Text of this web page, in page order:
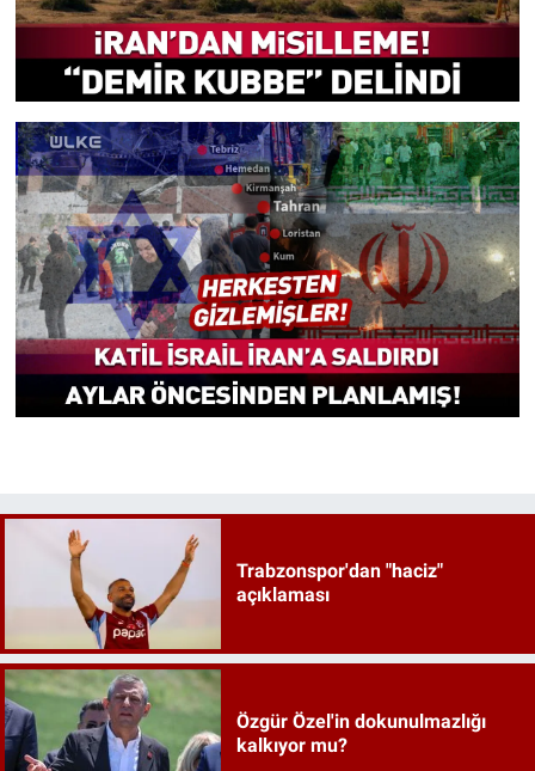
Trabzonspor'dan "haciz"
açıklaması
Özgür Özel'in dokunulmazlığı
kalkıyor mu?